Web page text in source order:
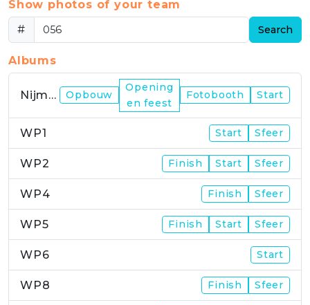
Show photos of your team
#
Search
Albums
Nijmegen Opbouw
Opening
en feest
Fotobooth Start
WP1 Start Sfeer
WP2 Finish Start Sfeer
WP4 Finish Sfeer
WP5 Finish Start Sfeer
WP6 Start
WP8 Finish Sfeer